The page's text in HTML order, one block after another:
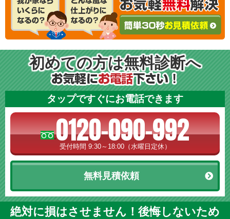
初めての方は無料診断へ
タップですぐにお電話できます
0120-090-992
受付時間 9:30～18:00（水曜日定休）
無料見積依頼
絶対に損はさせません！後悔しないため